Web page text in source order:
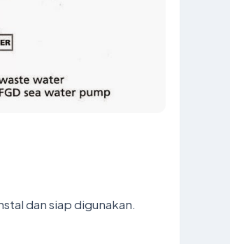
dan siap digunakan.